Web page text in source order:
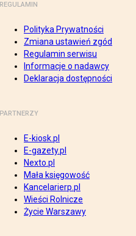
REGULAMIN
Polityka Prywatności
Zmiana ustawień zgód
Regulamin serwisu
Informacje o nadawcy
Deklaracja dostępności
PARTNERZY
E-kiosk.pl
E-gazety.pl
Nexto.pl
Mała księgowość
Kancelarierp.pl
Wieści Rolnicze
Życie Warszawy